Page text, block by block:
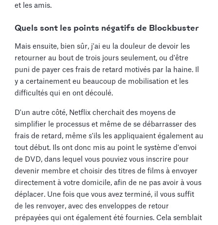
et les amis.
Quels sont les points négatifs de Blockbuster
Mais ensuite, bien sûr, j'ai eu la douleur de devoir les
retourner au bout de trois jours seulement, ou d'être
puni de payer ces frais de retard motivés par la haine. Il
y a certainement eu beaucoup de mobilisation et les
difficultés qui en ont découlé.
D'un autre côté, Netflix cherchait des moyens de
simplifier le processus et même de se débarrasser des
frais de retard, même s'ils les appliquaient également au
tout début. Ils ont donc mis au point le système d'envoi
de DVD, dans lequel vous pouviez vous inscrire pour
devenir membre et choisir des titres de films à envoyer
directement à votre domicile, afin de ne pas avoir à vous
déplacer. Une fois que vous avez terminé, il vous suffit
de les renvoyer, avec des enveloppes de retour
prépayées qui ont également été fournies. Cela semblait